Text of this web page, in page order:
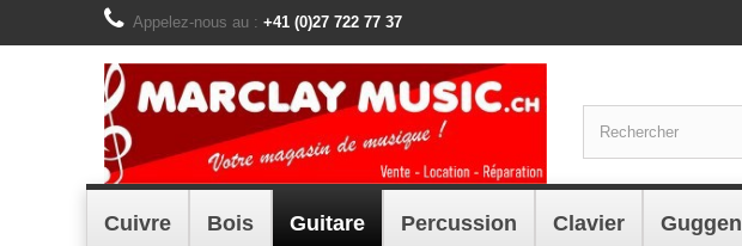
Appelez-nous au : +41 (0)27 722 77 37
Cuivre Bois Guitare Percussion Clavier Guggen